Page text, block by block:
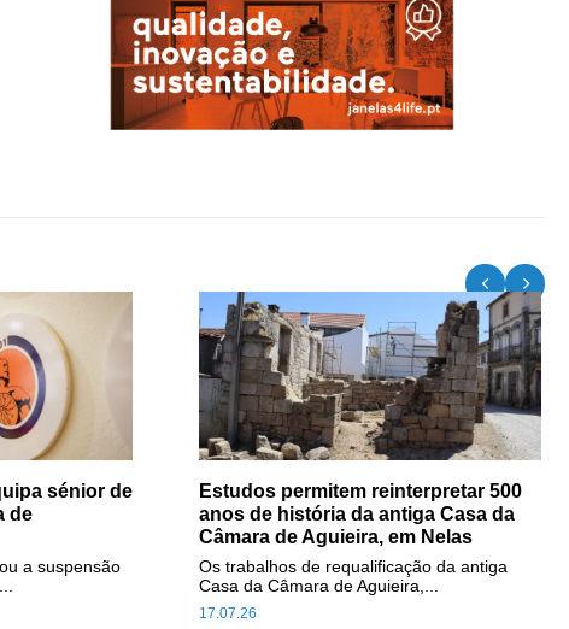
sénior de
de
a suspensão
Estudos permitem reinterpretar 500
anos de história da antiga Casa da
Câmara de Aguieira, em Nelas
17.07.26
Os trabalhos de requalificação da antiga
Casa da Câmara de Aguieira,...